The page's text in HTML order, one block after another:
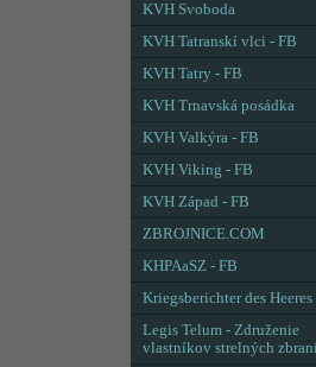
KVH Svoboda
KVH Tatranskí vlci - FB
KVH Tatry - FB
KVH Trnavská posádka
KVH Valkýra - FB
KVH Viking - FB
KVH Západ - FB
ZBROJNICE.COM
KHPAaSZ - FB
Kriegsberichter des Heeres
Legis Telum - Združenie
vlastníkov strelných